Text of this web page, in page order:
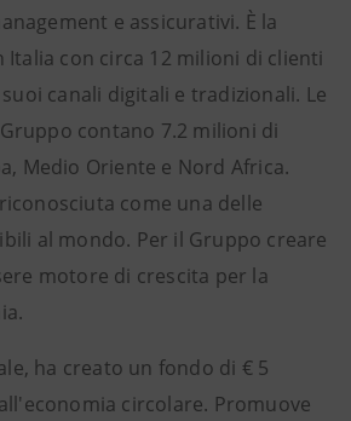
e assicurativi. È la
Italia con circa 12 milioni di clienti
canali digitali e tradizionali. Le
contano 7.2 milioni di
Medio Oriente e Nord Africa.
come una delle
al mondo. Per il Gruppo creare
motore di crescita per la
ha creato un fondo di € 5
circolare. Promuove